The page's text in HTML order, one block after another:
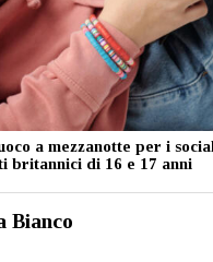
a mezzanotte per i
britannici di 16 e 17 anni
Bianco